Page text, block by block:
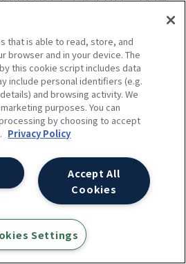
を切り戻すことができると書い
。そして301リダイレクトを逆
に設定し直す必要があると思
なシナリオですね。例えばリ
の理由で流入が50%下落した
切り戻すべきだと判断します
ます。対策を打つ前に必ず調査
Googleが旧URLしか認識してい
イレクトを認識していないパタ
that is able to read, store, and
browser and in your device. The
this cookie script includes data
include personal identifiers (e.g.
and browsing activity. We
purposes. You can
by choosing to accept
Privacy Policy
Accept All
Cookies
Settings